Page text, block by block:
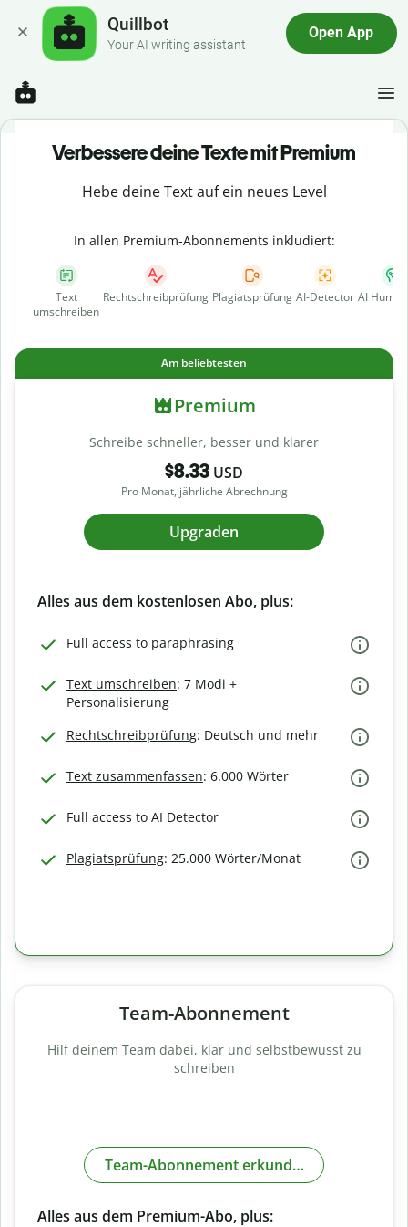
Quillbot
Your AI writing assistant
Open App
Verbessere deine Texte mit Premium
Hebe deine Text auf ein neues Level
In allen Premium-Abonnements inkludiert:
Text
umschreiben
Rechtschreibprüfung Plagiatsprüfung AI-Detector AI
Am beliebtesten
Premium
Schreibe schneller, besser und klarer
$8.33 USD
Pro Monat, jährliche Abrechnung
Upgraden
Alles aus dem kostenlosen Abo, plus:
Full access to paraphrasing
Text umschreiben: 7 Modi +
Personalisierung
Rechtschreibprüfung: Deutsch und mehr
Text zusammenfassen: 6.000 Wörter
Full access to AI Detector
Plagiatsprüfung: 25.000 Wörter/Monat
Team-Abonnement
Hilf deinem Team dabei, klar und selbstbewusst zu
schreiben
Team-Abonnement erkunden
Alles aus dem Premium-Abo, plus: